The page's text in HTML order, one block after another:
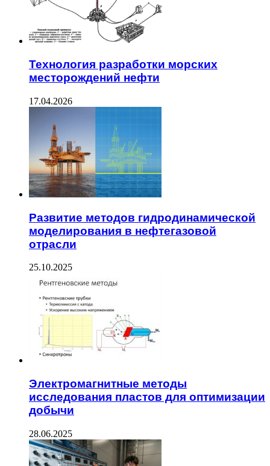
Технология разработки морских
месторождений нефти
17.04.2026
Развитие методов гидродинамической
моделирования в нефтегазовой
отрасли
25.10.2025
Электромагнитные методы
исследования пластов для оптимизации
добычи
28.06.2025